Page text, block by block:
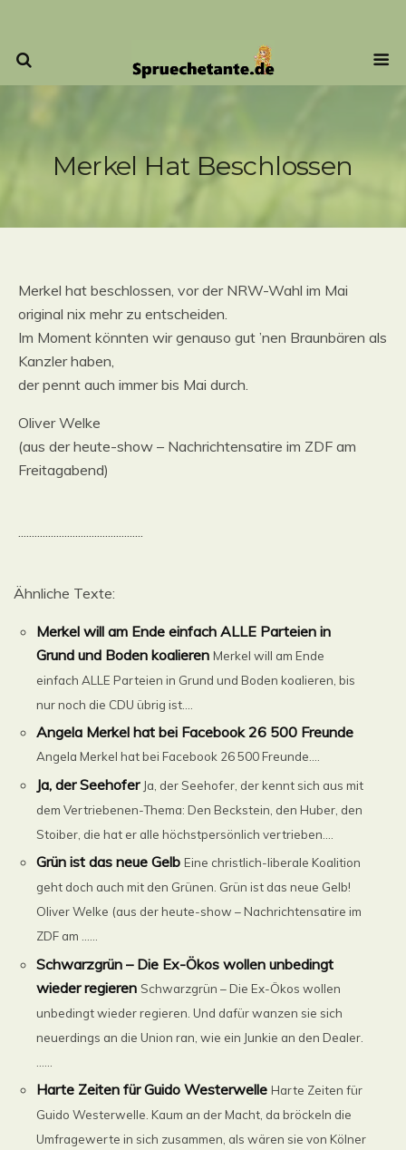
Merkel Hat Beschlossen
Merkel hat beschlossen, vor der NRW-Wahl im Mai
original nix mehr zu entscheiden.
Im Moment könnten wir genauso gut ’nen Braunbären als
Kanzler haben,
der pennt auch immer bis Mai durch.
Oliver Welke
(aus der heute-show – Nachrichtensatire im ZDF am
Freitagabend)
..............................................
Ähnliche Texte:
Merkel will am Ende einfach ALLE Parteien in
Grund und Boden koalieren Merkel will am Ende
einfach ALLE Parteien in Grund und Boden koalieren, bis
nur noch die CDU übrig ist....
Angela Merkel hat bei Facebook 26 500 Freunde
Angela Merkel hat bei Facebook 26 500 Freunde....
Ja, der Seehofer Ja, der Seehofer, der kennt sich aus mit
dem Vertriebenen-Thema: Den Beckstein, den Huber, den
Stoiber, die hat er alle höchstpersönlich vertrieben....
Grün ist das neue Gelb Eine christlich-liberale Koalition
geht doch auch mit den Grünen. Grün ist das neue Gelb!
Oliver Welke (aus der heute-show – Nachrichtensatire im
ZDF am ......
Schwarzgrün – Die Ex-Ökos wollen unbedingt
wieder regieren Schwarzgrün – Die Ex-Ökos wollen
unbedingt wieder regieren. Und dafür wanzen sie sich
neuerdings an die Union ran, wie ein Junkie an den Dealer.
Harte Zeiten für Guido Westerwelle Harte Zeiten für
Guido Westerwelle. Kaum an der Macht, da bröckeln die
Umfragewerte in sich zusammen, als wären sie von Kölner